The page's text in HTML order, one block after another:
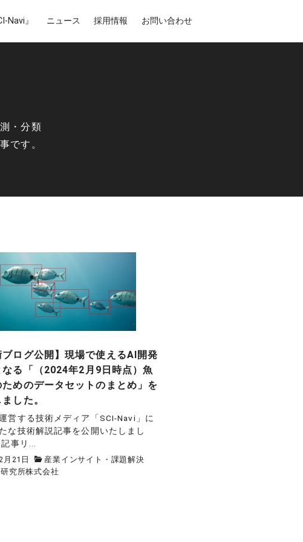
Navi』 ニュース 採用情報 お問い合わせ
・分類
です。
ブログ公開】現場で使えるAI開発
なる「（2024年2月9日時点）魚
ためのデータセットのまとめ」を
した。
営する技術メディア「SCI-Navi」に
な技術解説記事を公開いたしまし
事リ...
月21日
産業インサイト・課題解決
究所株式会社